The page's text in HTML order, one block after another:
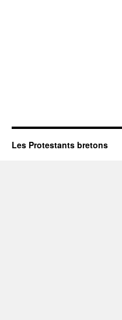
Les Protestants bretons